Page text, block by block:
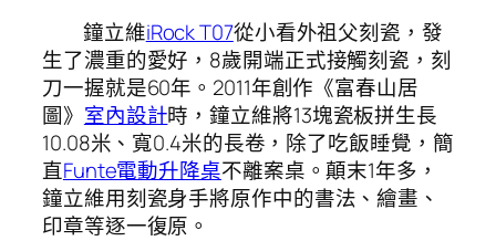
鐘立維iRock T07從小看外祖父刻瓷，發
生了濃重的愛好，8歲開端正式接觸刻瓷，刻
刀一握就是60年。2011年創作《富春山居
圖》 室內設計時，鐘立維將13塊瓷板拼生長
10.08米、寬0.4米的長卷，除了吃飯睡覺，簡
直Funte電動升降桌不離案桌。顛末1年多，
鐘立維用刻瓷身手將原作中的書法、繪畫、
印章等逐一復原。